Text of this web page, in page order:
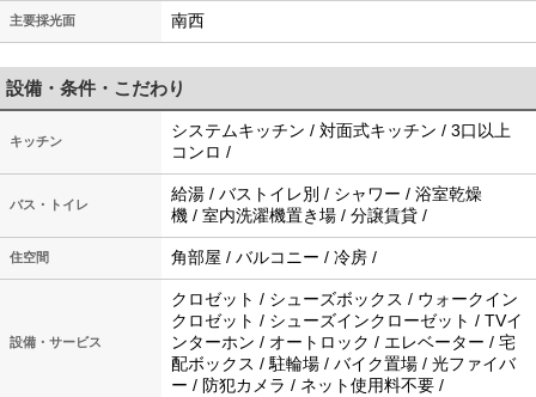
主要採光面 南西
設備・条件・こだわり
キッチン
システムキッチン / 対面式キッチン / 3口以上
コンロ /
バス・トイレ
給湯 / バストイレ別 / シャワー / 浴室乾燥
機 / 室内洗濯機置き場 / 分譲賃貸 /
住空間 角部屋 / バルコニー / 冷房 /
設備・サービス
クロゼット / シューズボックス / ウォークイン
クロゼット / シューズインクローゼット / TVイ
ンターホン / オートロック / エレベーター / 宅
配ボックス / 駐輪場 / バイク置場 / 光ファイバ
ー / 防犯カメラ / ネット使用料不要 /